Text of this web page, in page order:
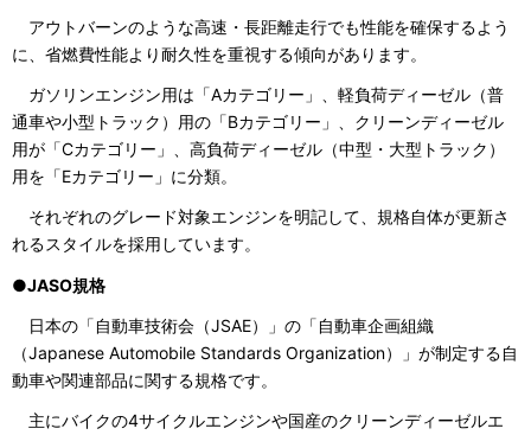
アウトバーンのような高速・長距離走行でも性能を確保するよう
に、省燃費性能より耐久性を重視する傾向があります。
ガソリンエンジン用は「Aカテゴリー」、軽負荷ディーゼル（普
通車や小型トラック）用の「Bカテゴリー」、クリーンディーゼル
用が「Cカテゴリー」、高負荷ディーゼル（中型・大型トラック）
用を「Eカテゴリー」に分類。
それぞれのグレード対象エンジンを明記して、規格自体が更新さ
れるスタイルを採用しています。
●JASO規格
日本の「自動車技術会（JSAE）」の「自動車企画組織
（Japanese Automobile Standards Organization）」が制定する自
動車や関連部品に関する規格です。
主にバイクの4サイクルエンジンや国産のクリーンディーゼルエ